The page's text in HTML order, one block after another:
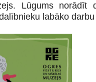
Lūgums
labāko